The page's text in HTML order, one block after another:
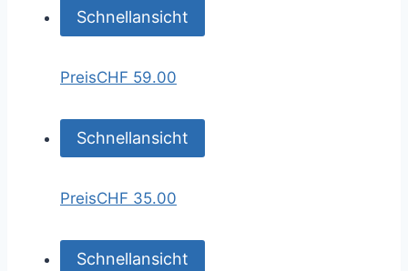
Schnellansicht
PreisCHF 59.00
Schnellansicht
PreisCHF 35.00
Schnellansicht